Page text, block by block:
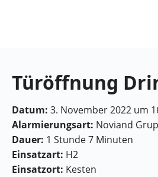
Türöffnung
Datum: 3. November 2022 um
Alarmierungsart: Noviand
Dauer: 1 Stunde 7 Minuten
Einsatzart: H2
Einsatzort: Kesten